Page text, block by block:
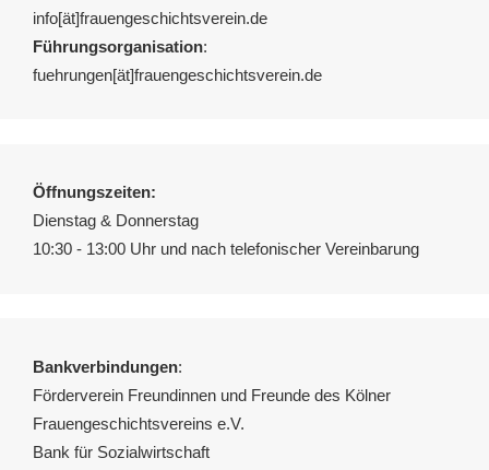
info[ät]frauengeschichtsverein.de
Führungsorganisation:
fuehrungen[ät]frauengeschichtsverein.de
Öffnungszeiten:
Dienstag & Donnerstag
10:30 - 13:00 Uhr und nach telefonischer Vereinbarung
Bankverbindungen:
Förderverein Freundinnen und Freunde des Kölner
Frauengeschichtsvereins e.V.
Bank für Sozialwirtschaft